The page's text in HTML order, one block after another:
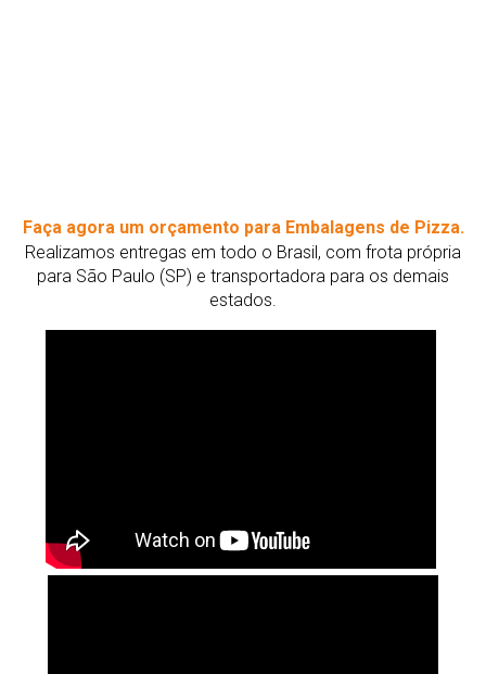
Faça agora um orçamento para Embalagens de Pizza.
Realizamos entregas em todo o Brasil, com frota própria
para São Paulo (SP) e transportadora para os demais
estados.